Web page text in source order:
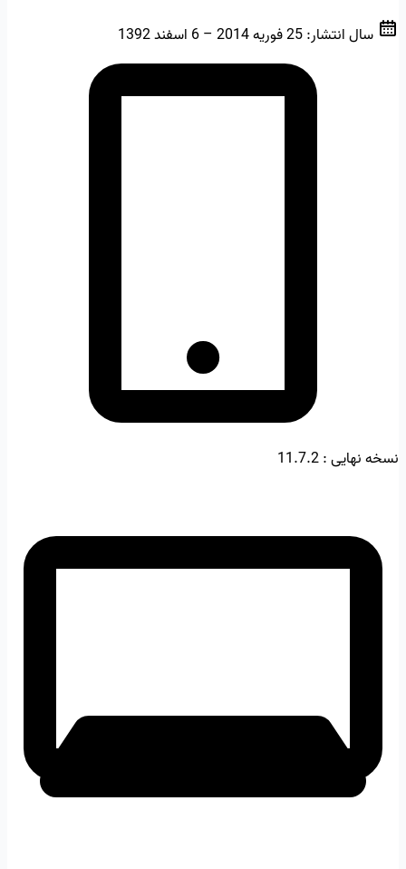
سال انتشار:25 فوریه 2014 – 6 اسفند 1392
نسخه نهایی :11.7.2